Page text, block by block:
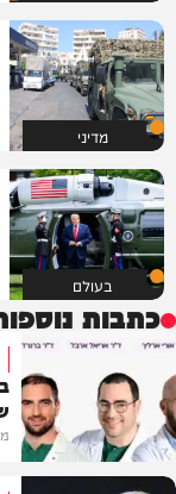
מדיני
בעולם
כתבות